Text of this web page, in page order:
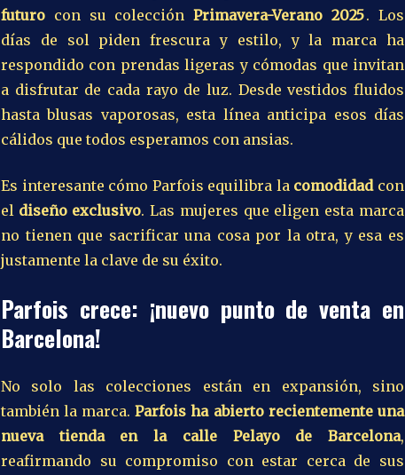
futuro con su colección Primavera-Verano 2025. Los
días de sol piden frescura y estilo, y la marca ha
respondido con prendas ligeras y cómodas que invitan
a disfrutar de cada rayo de luz. Desde vestidos fluidos
hasta blusas vaporosas, esta línea anticipa esos días
cálidos que todos esperamos con ansias.
Es interesante cómo Parfois equilibra la comodidadcon
el diseño exclusivo. Las mujeres que eligen esta marca
no tienen que sacrificar una cosa por la otra, y esa es
justamente la clave de su éxito.
Parfois crece: ¡nuevo punto de venta en
Barcelona!
No solo las colecciones están en expansión, sino
también la marca. Parfois ha abierto recientemente una
nueva tienda en la calle Pelayo de Barcelona,
reafirmando su compromiso con estar cerca de sus